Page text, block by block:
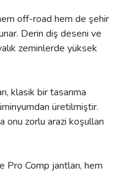
off-road hem de şehir
Derin diş deseni ve
zeminlerde yüksek
klasik bir tasarıma
üretilmiştir.
onu zorlu arazi koşulları
Comp jantları, hem